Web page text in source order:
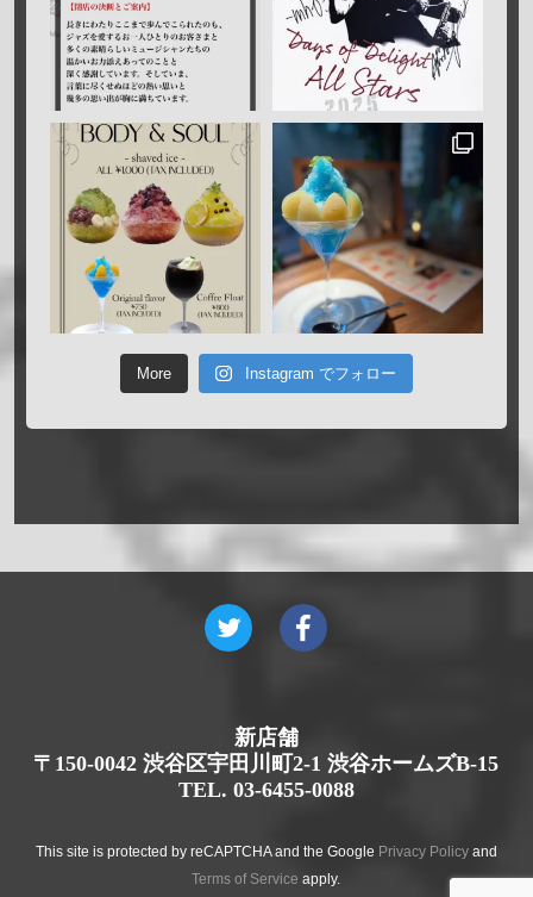
More Instagram でフォロー
新店舗
〒150-0042 渋谷区宇田川町2-1 渋谷ホームズB-15
TEL. 03-6455-0088
This site is protected by reCAPTCHA and the Google Privacy Policyand
Terms of Service apply.